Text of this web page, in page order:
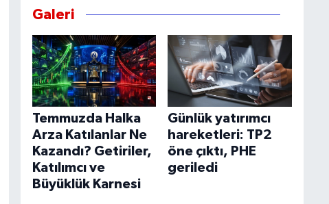
Galeri
Temmuzda Halka
Arza Katılanlar Ne
Kazandı? Getiriler,
Katılımcı ve
Büyüklük Karnesi
Günlük yatırımcı
hareketleri: TP2
öne çıktı, PHE
geriledi